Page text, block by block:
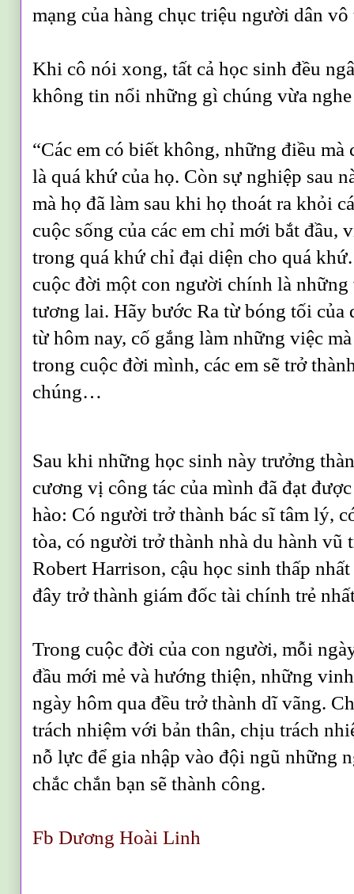
mạng của hàng chục triệu người dân vô
Khi cô nói xong, tất cả học sinh đều
không tin nổi những gì chúng vừa
“Các em có biết không, những điều mà
là quá khứ của họ. Còn sự nghiệp sau
mà họ đã làm sau khi họ thoát ra khỏi
cuộc sống của các em chỉ mới bắt đầu,
trong quá khứ chỉ đại diện cho quá
cuộc đời một con người chính là
tương lai. Hãy bước Ra từ bóng tối của
từ hôm nay, cố gắng làm những việc
trong cuộc đời mình, các em sẽ trở
chúng…
Sau khi những học sinh này trưởng
cương vị công tác của mình đã đạt
hào: Có người trở thành bác sĩ tâm lý,
tòa, có người trở thành nhà du hành vũ
Robert Harrison, cậu học sinh thấp
đây trở thành giám đốc tài chính trẻ
Trong cuộc đời của con người, mỗi
đầu mới mẻ và hướng thiện, những
ngày hôm qua đều trở thành dĩ vãng.
trách nhiệm với bản thân, chịu trách
nỗ lực để gia nhập vào đội ngũ những
chắc chắn bạn sẽ thành công.
Fb Dương Hoài Linh